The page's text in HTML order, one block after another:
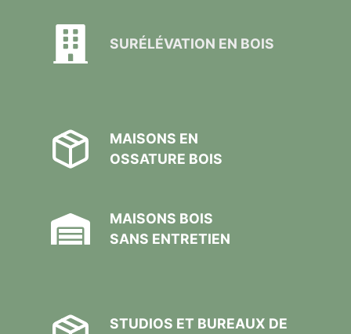
SURÉLÉVATION EN BOIS
MAISONS EN
OSSATURE BOIS
MAISONS BOIS
SANS ENTRETIEN
STUDIOS ET BUREAUX DE